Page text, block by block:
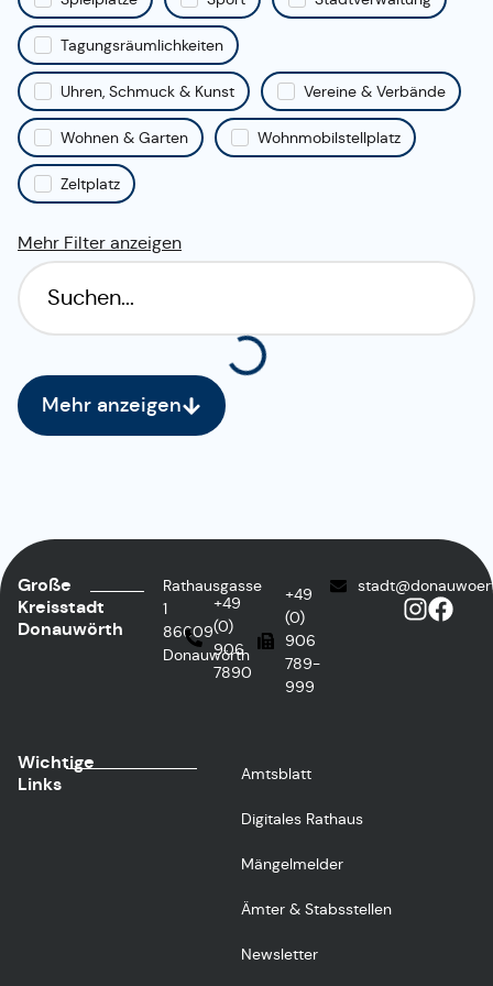
Tagungsräumlichkeiten
Uhren, Schmuck & Kunst Vereine & Verbände
Wohnen & Garten Wohnmobilstellplatz
Zeltplatz
Mehr Filter anzeigen
Mehr anzeigen
Große
Kreisstadt
Donauwörth
Rathausgasse
1
86609
Donauwörth
+49
(0)
906
7890
+49
(0)
906
789-
999
Wichtige
Links
Amtsblatt
Digitales Rathaus
Mängelmelder
Ämter & Stabsstellen
Newsletter